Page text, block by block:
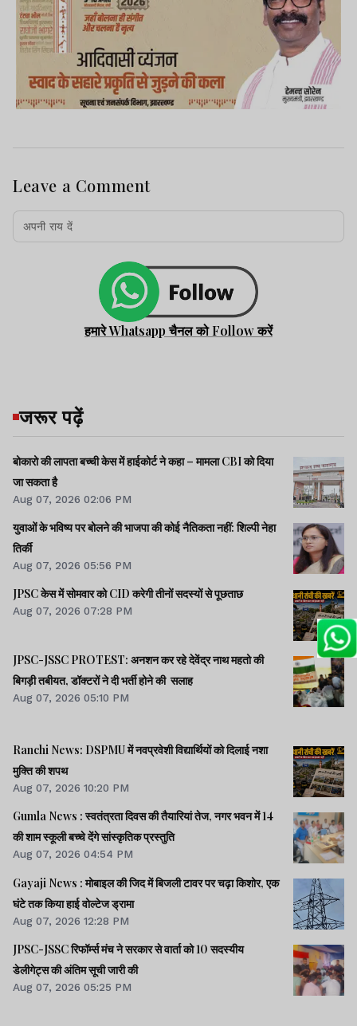
Leave a Comment
हमारे Whatsapp चैनल को Follow करें
जरूर पढ़ें
बोकारो की लापता बच्ची केस में हाईकोर्ट ने कहा – मामला CBI को दिया
जा सकता है
Aug 07, 2026 02:06 PM
युवाओं के भविष्य पर बोलने की भाजपा की कोई नैतिकता नहीं: शिल्पी नेहा
तिर्की
Aug 07, 2026 05:56 PM
JPSC केस में सोमवार को CID करेगी तीनों सदस्यों से पूछताछ
Aug 07, 2026 07:28 PM
JPSC-JSSC PROTEST: अनशन कर रहे देवेंद्र नाथ महतो की
बिगड़ी तबीयत, डॉक्टरों ने दी भर्ती होने की सलाह
Aug 07, 2026 05:10 PM
Ranchi News: DSPMU में नवप्रवेशी विद्यार्थियों को दिलाई नशा
मुक्ति की शपथ
Aug 07, 2026 10:20 PM
Gumla News : स्वतंत्रता दिवस की तैयारियां तेज, नगर भवन में 14
की शाम स्कूली बच्चे देंगे सांस्कृतिक प्रस्तुति
Aug 07, 2026 04:54 PM
Gayaji News : मोबाइल की जिद में बिजली टावर पर चढ़ा किशोर, एक
घंटे तक किया हाई वोल्टेज ड्रामा
Aug 07, 2026 12:28 PM
JPSC-JSSC रिफॉर्म्स मंच ने सरकार से वार्ता को 10 सदस्यीय
डेलीगेट्स की अंतिम सूची जारी की
Aug 07, 2026 05:25 PM